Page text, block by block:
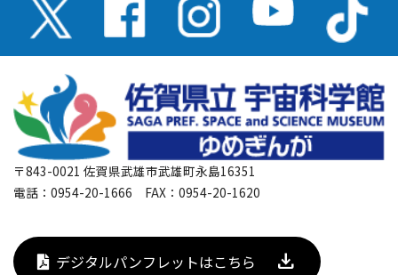
〒843-0021 佐賀県武雄市武雄町永島16351
電話：0954-20-1666 FAX：0954-20-1620
デジタルパンフレットはこちら